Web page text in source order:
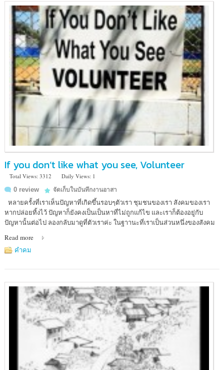
If you don’t like what you see, Volunteer
Total Views: 3312
Daily Views: 1
0 review
จัดเก็บในบันทึกงานอาสา
หลายครั้งที่เราเห็นปัญหาที่เกิดขึ้นรอบๆตัวเรา ชุมชนของเรา สังคมของเรา
หากปล่อยทิ้งไว้ ปัญหาก็ยังคงเป็นเป็นหาที่ไม่ถูกแก้ไข และเราก็ต้องอยู่กับ
ปัญหานั้นต่อไป ลองกลับมาดูที่ตัวเราค่ะ ในฐาานะที่เราเป็นส่วนหนึ่งของสังคม
Read more
คำคม